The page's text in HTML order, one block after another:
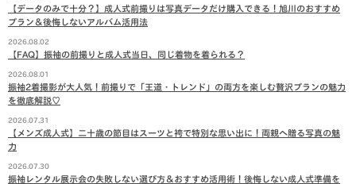
【データのみで十分？】成人式前撮りは写真データだけ購入できる！旭川のおすすめ
プラン＆後悔しないアルバム活用法
2026.08.02
【FAQ】振袖の前撮りと成人式当日、同じ着物を着られる？
2026.08.01
振袖2着撮影が大人気！前撮りで「王道・トレンド」の両方を楽しむ贅沢プランの魅力
を徹底解説♡
2026.07.31
【メンズ成人式】二十歳の節目はスーツと袴で特別な思い出に！両親へ贈る写真の魅
力
2026.07.30
振袖レンタル展示会の失敗しない選び方＆おすすめ活用術！後悔しない成人式準備を